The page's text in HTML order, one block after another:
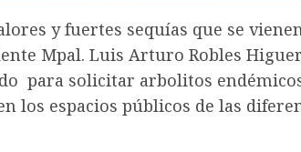
y fuertes sequías que se
Mpal. Luis Arturo Robles
para solicitar arbolitos
los espacios públicos de las